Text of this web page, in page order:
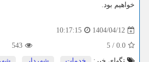
خواهیم بود.
1404/04/12
10:17:15
0.0
/
5
543